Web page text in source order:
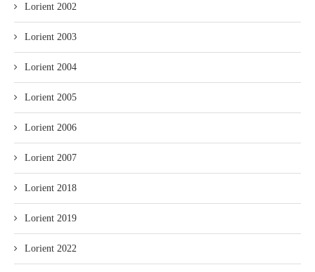
Lorient 2002
Lorient 2003
Lorient 2004
Lorient 2005
Lorient 2006
Lorient 2007
Lorient 2018
Lorient 2019
Lorient 2022